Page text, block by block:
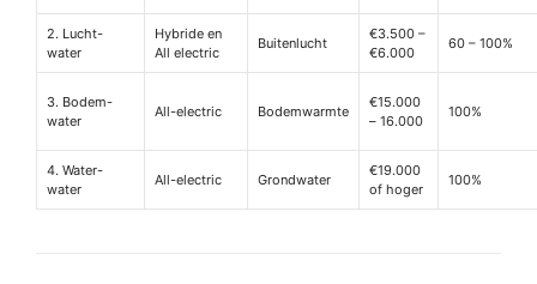
2. Lucht-
water
Hybride en
All electric
Buitenlucht
€3.500 –
€6.000
60 – 100%
3. Bodem-
water
All-electric Bodemwarmte
€15.000
– 16.000
100%
4. Water-
water
All-electric Grondwater
€19.000
of hoger
100%